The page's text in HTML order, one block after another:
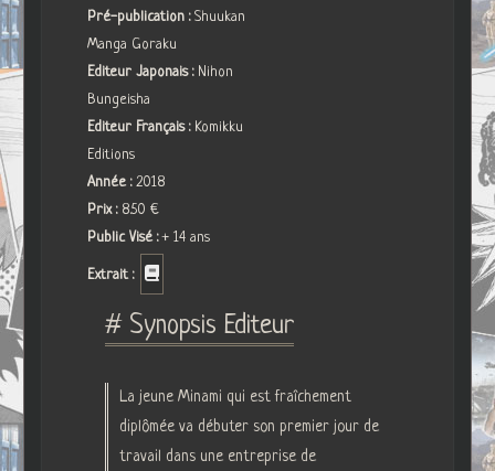
Pré-publication :Shuukan
Manga Goraku
Editeur Japonais : Nihon
Bungeisha
Editeur Français : Komikku
Editions
Année :2018
Prix : 8.50 €
Public Visé :+ 14 ans
Extrait :
# Synopsis Editeur
La jeune Minami qui est fraîchement
diplômée va débuter son premier jour de
travail dans une entreprise de